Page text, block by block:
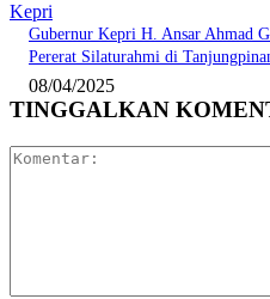
Kepri
Gubernur Kepri H. Ansar Ahmad
Pererat Silaturahmi di
08/04/2025
TINGGALKAN